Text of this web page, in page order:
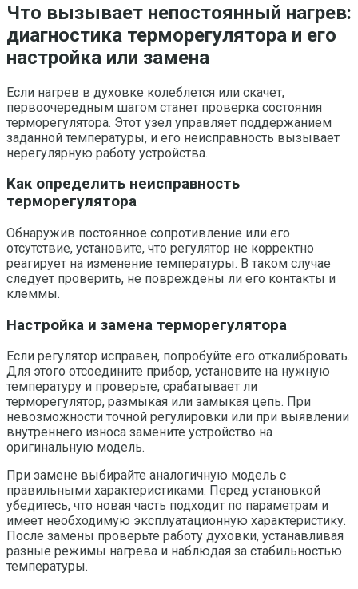
Что вызывает непостоянный нагрев:
диагностика терморегулятора и его
настройка или замена
Если нагрев в духовке колеблется или скачет,
первоочередным шагом станет проверка состояния
терморегулятора. Этот узел управляет поддержанием
заданной температуры, и его неисправность вызывает
нерегулярную работу устройства.
Как определить неисправность
терморегулятора
Обнаружив постоянное сопротивление или его
отсутствие, установите, что регулятор не корректно
реагирует на изменение температуры. В таком случае
следует проверить, не повреждены ли его контакты и
клеммы.
Настройка и замена терморегулятора
Если регулятор исправен, попробуйте его откалибровать.
Для этого отсоедините прибор, установите на нужную
температуру и проверьте, срабатывает ли
терморегулятор, размыкая или замыкая цепь. При
невозможности точной регулировки или при выявлении
внутреннего износа замените устройство на
оригинальную модель.
При замене выбирайте аналогичную модель с
правильными характеристиками. Перед установкой
убедитесь, что новая часть подходит по параметрам и
имеет необходимую эксплуатационную характеристику.
После замены проверьте работу духовки, устанавливая
разные режимы нагрева и наблюдая за стабильностью
температуры.